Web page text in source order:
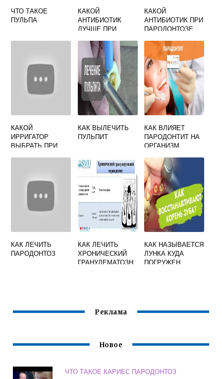
ЧТО ТАКОЕ
ПУЛЬПА
КАКОЙ
АНТИБИОТИК
ЛУЧШЕ ПРИ
ДЕСЕН ПОСЛЕ
УДАЛЕНИЯ ЗУБА
КАКОЙ
АНТИБИОТИК ПРИ
ПАРОДОНТОЗЕ
КАКОЙ
ИРРИГАТОР
ВЫБРАТЬ ПРИ
МИКРОПУЗЫРЬКО
КАК ВЫЛЕЧИТЬ
ПУЛЬПИТ
КАК ВЛИЯЕТ
ПАРОДОНТИТ НА
ОРГАНИЗМ
КАК ЛЕЧИТЬ
ПАРОДОНТОЗ
КАК ЛЕЧИТЬ
ХРОНИЧЕСКИЙ
ГРАНУЛЕМАТОЗН
КАК НАЗЫВАЕТСЯ
ЛУНКА КУДА
ПОГРУЖЕН
Реклама
Новое
ЧТО ТАКОЕ КАРИЕС ПАРОДОНТОЗ